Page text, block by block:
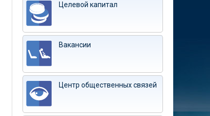
Целевой капитал
Вакансии
Центр общественных связей